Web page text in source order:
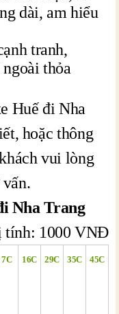
dài, am hiểu
tranh,
thỏa
Huế đi Nha
hoặc thông
vui lòng
Nha Trang
tính: 1000 VNĐ
7C 16C 29C 35C 45C